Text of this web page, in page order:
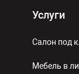
Услуги
Салон под
Мебель в